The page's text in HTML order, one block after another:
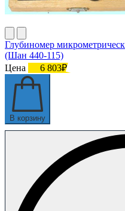
Глубиномер
(Шан 440-115)
Цена
6 803₽
В корзину